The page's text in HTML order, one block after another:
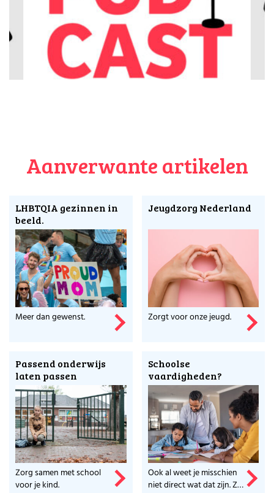
Meer weten over de makers van dit platform?
Ga naar Stichting Voor Werkende Ouders en
ontdek wat zij nog meer voor ouders doet.
Aanverwante artikelen
LHBTQIA gezinnen in
beeld.
Meer dan gewenst.
Jeugdzorg Nederland
Zorgt voor onze jeugd.
Passend onderwijs
laten passen
Zorg samen met school
voor je kind.
Schoolse
vaardigheden?
Ook al weet je misschien
niet direct wat dat zijn. Ze